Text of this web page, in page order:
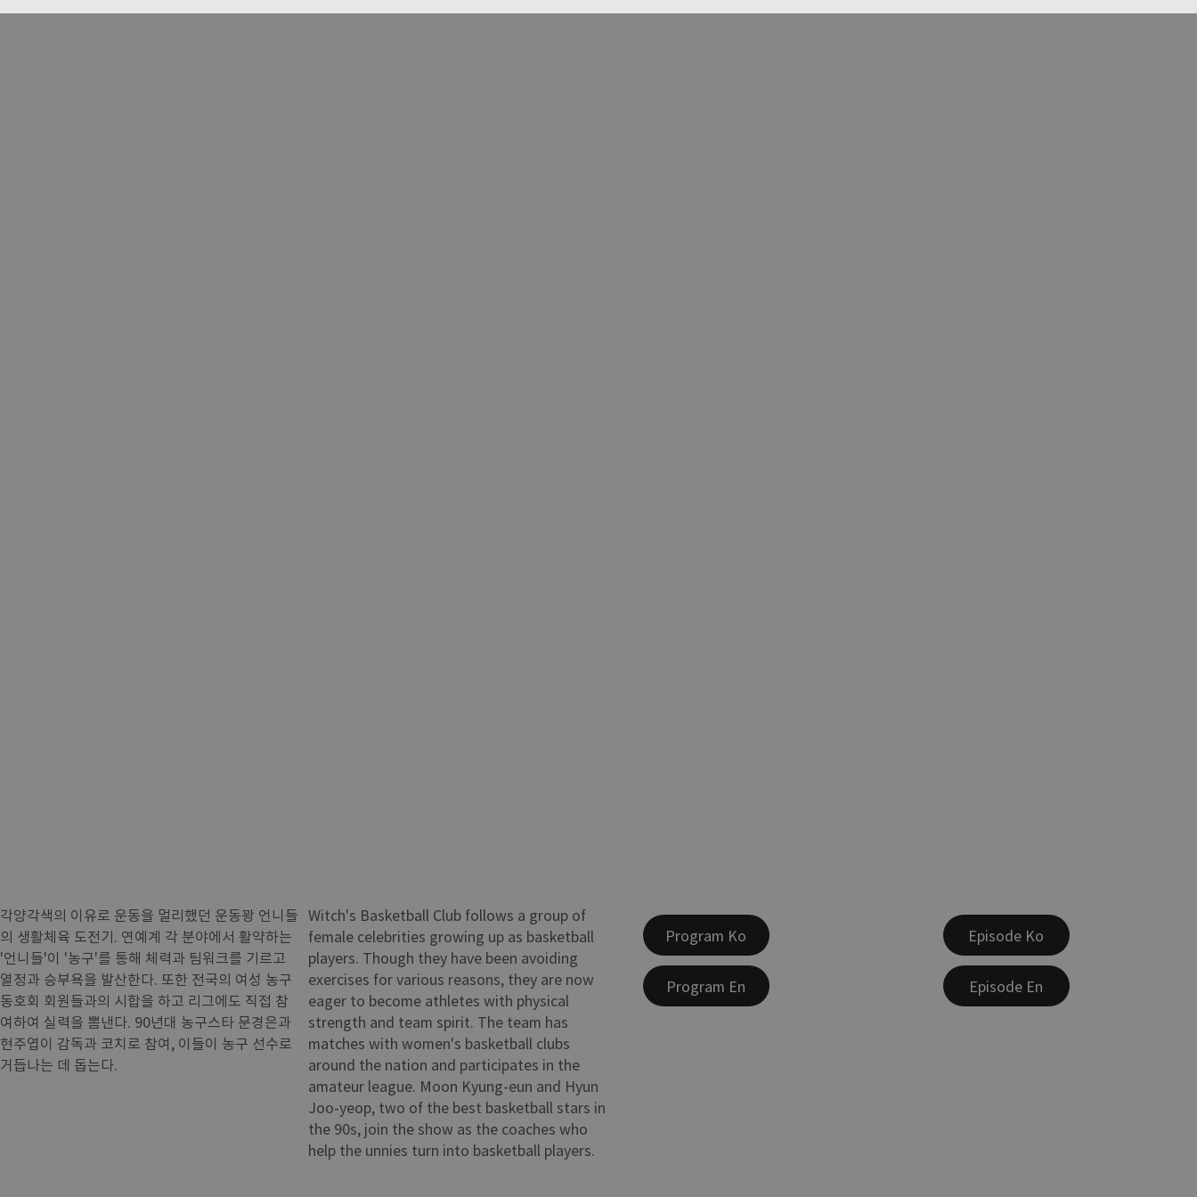
각양각색의 이유로 운동을 멀리했던 운동꽝 언니들
의 생활체육 도전기. 연예계 각 분야에서 활약하는
'언니들'이 '농구'를 통해 체력과 팀워크를 기르고
열정과 승부욕을 발산한다. 또한 전국의 여성 농구
동호회 회원들과의 시합을 하고 리그에도 직접 참
여하여 실력을 뽐낸다. 90년대 농구스타 문경은과
현주엽이 감독과 코치로 참여, 이들이 농구 선수로
거듭나는 데 돕는다.
Witch's Basketball Club follows a group of
female celebrities growing up as basketball
players. Though they have been avoiding
exercises for various reasons, they are now
eager to become athletes with physical
strength and team spirit. The team has
matches with women's basketball clubs
around the nation and participates in the
amateur league. Moon Kyung-eun and Hyun
Joo-yeop, two of the best basketball stars in
the 90s, join the show as the coaches who
help the unnies turn into basketball players.
Program Ko
Program En
Episode Ko
Episode En